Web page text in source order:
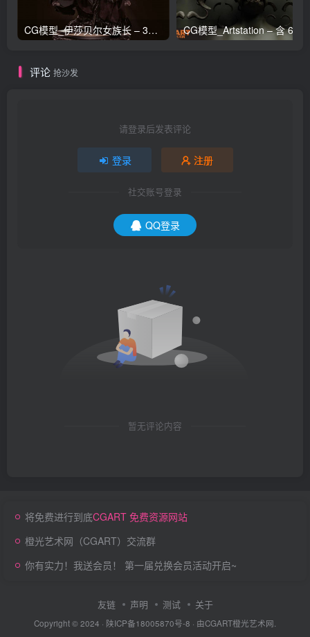
CG模型_伊莎贝尔女族长 – 3D 模型_CGART_模型下载
评论 抢沙发
请登录后发表评论
登录 注册
社交账号登录
QQ登录
暂无评论内容
将免费进行到底CGART 免费资源网站
橙光艺术网（CGART）交流群
你有实力！我送会员！ 第一届兑换会员活动开启~
友链 声明 测试 关于
Copyright © 2024 · 陕ICP备18005870号-8 · 由CGART橙光艺术网.